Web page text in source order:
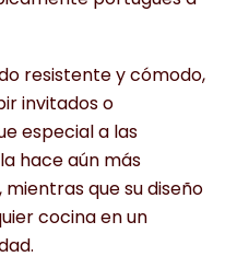
resistente y cómodo,
invitados o
especial a las
hace aún más
que su diseño
cocina en un